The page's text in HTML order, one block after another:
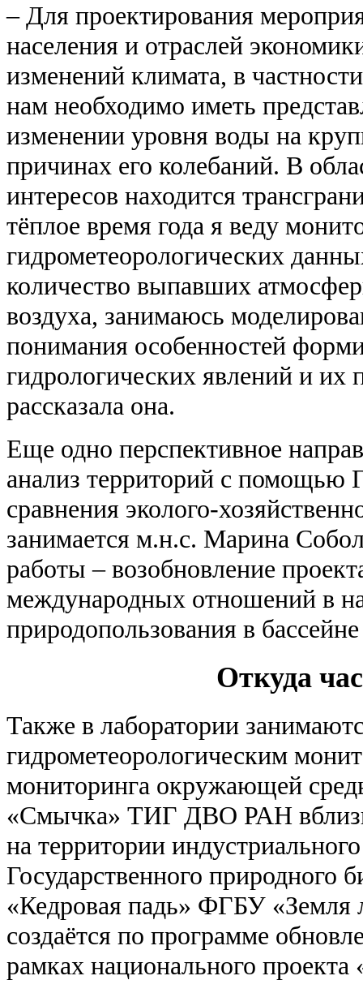
– Для проектирования
населения и отраслей
изменений климата, в
нам необходимо иметь
изменении уровня воды на
причинах его колебаний. В
интересов находится
тёплое время года я веду
гидрометеорологических
количество выпавших
воздуха, занимаюсь
понимания особенностей
гидрологических явлений и их
рассказала она.
Еще одно перспективное
анализ территорий с помощью
сравнения эколого-
занимается м.н.с. Марина
работы – возобновление
международных отношений в
природопользования в
Откуда
Также в лаборатории
гидрометеорологическим
мониторинга окружающей
«Смычка» ТИГ ДВО РАН вблизи
на территории
Государственного природного
«Кедровая падь» ФГБУ «Земля
создаётся по программе
рамках национального